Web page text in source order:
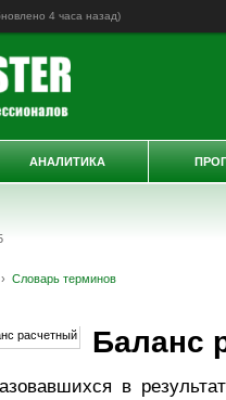
4 часа назад)
Словарь терминов
Баланс
в
АНАЛИТИКА